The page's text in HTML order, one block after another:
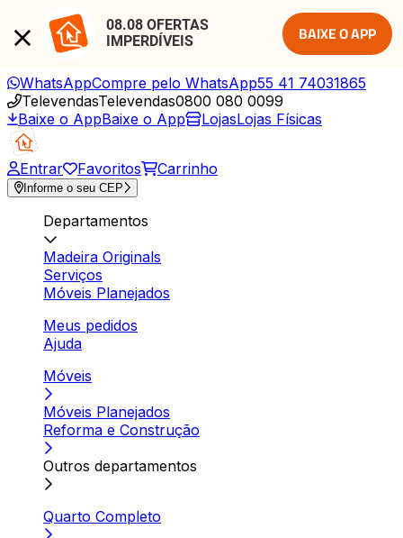
08.08 OFERTAS
IMPERDÍVEIS
BAIXE O APP
WhatsAppCompre pelo WhatsApp55 41 74031865
TelevendasTelevendas0800 080 0099
Baixe o AppBaixe o App LojasLojas Físicas
Entrar Favoritos Carrinho
Informe o seu CEP
Departamentos
Madeira Originals
Serviços
Móveis Planejados
Meus pedidos
Ajuda
Móveis
Móveis Planejados
Reforma e Construção
Outros departamentos
Quarto Completo